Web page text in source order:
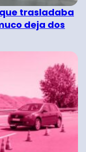
trasladaba
deja dos